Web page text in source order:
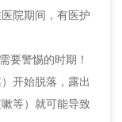
院期间，有医护
警惕的时期！
开始脱落，露出
等）就可能导致